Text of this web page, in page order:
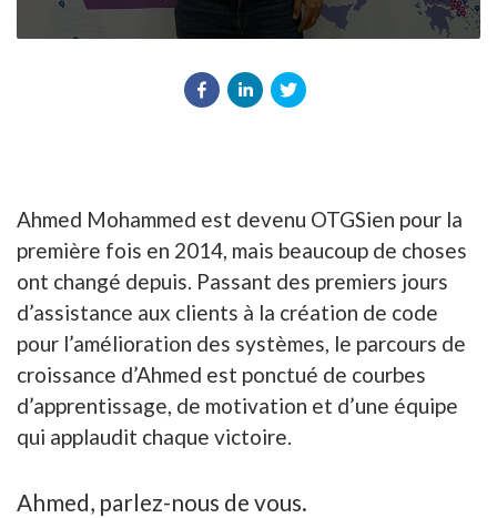
Ahmed Mohammed est devenu OTGSien pour la
première fois en 2014, mais beaucoup de choses
ont changé depuis. Passant des premiers jours
d’assistance aux clients à la création de code
pour l’amélioration des systèmes, le parcours de
croissance d’Ahmed est ponctué de courbes
d’apprentissage, de motivation et d’une équipe
qui applaudit chaque victoire.
Ahmed, parlez-nous de vous.